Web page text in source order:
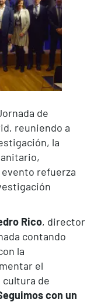
de
reuniendo a
la
refuerza
Rico, director
contando
la
el
de
con un